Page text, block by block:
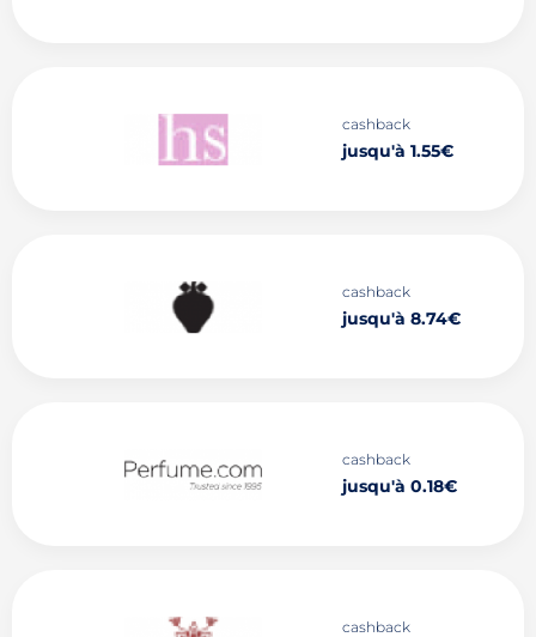
cashback
jusqu'à 1.55€
cashback
jusqu'à 8.74€
cashback
jusqu'à 0.18€
cashback